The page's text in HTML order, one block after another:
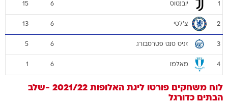
1 יובנטוס 6
15
2 צ'לסי 6
13
3 זניט סנט פטרסבורג 6
5
4 מאלמו 6
1
לוח משחקים פורטו
ליגת האלופות 2021/22 -שלב
הבתים כדורגל